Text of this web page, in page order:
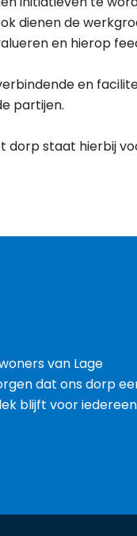
dienen de
en hierop
en
partijen.
dorp staat hierbij
van Lage
dat ons dorp
blijft voor